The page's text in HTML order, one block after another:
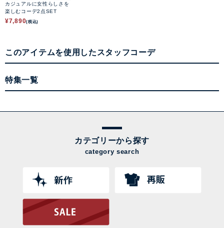
カジュアルに女性らしさを
楽しむコーデ2点SET
¥7,890(税込)
このアイテムを使用したスタッフコーデ
特集一覧
カテゴリーから探す
category search